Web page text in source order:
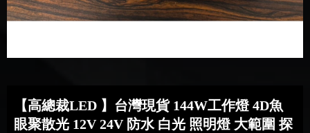
【高總裁LED 】台灣現貨 144W工作燈 4D魚
眼聚散光 12V 24V 防水 白光 照明燈 大範圍 探